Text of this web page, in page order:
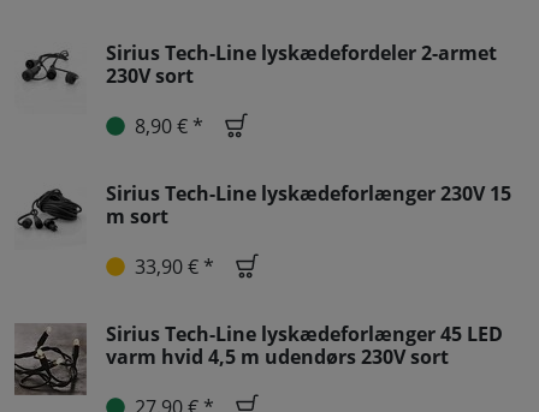
Sirius Tech-Line lyskædefordeler 2-armet
230V sort
8,90 € *
Sirius Tech-Line lyskædeforlænger 230V 15
m sort
33,90 € *
Sirius Tech-Line lyskædeforlænger 45 LED
varm hvid 4,5 m udendørs 230V sort
27,90 € *